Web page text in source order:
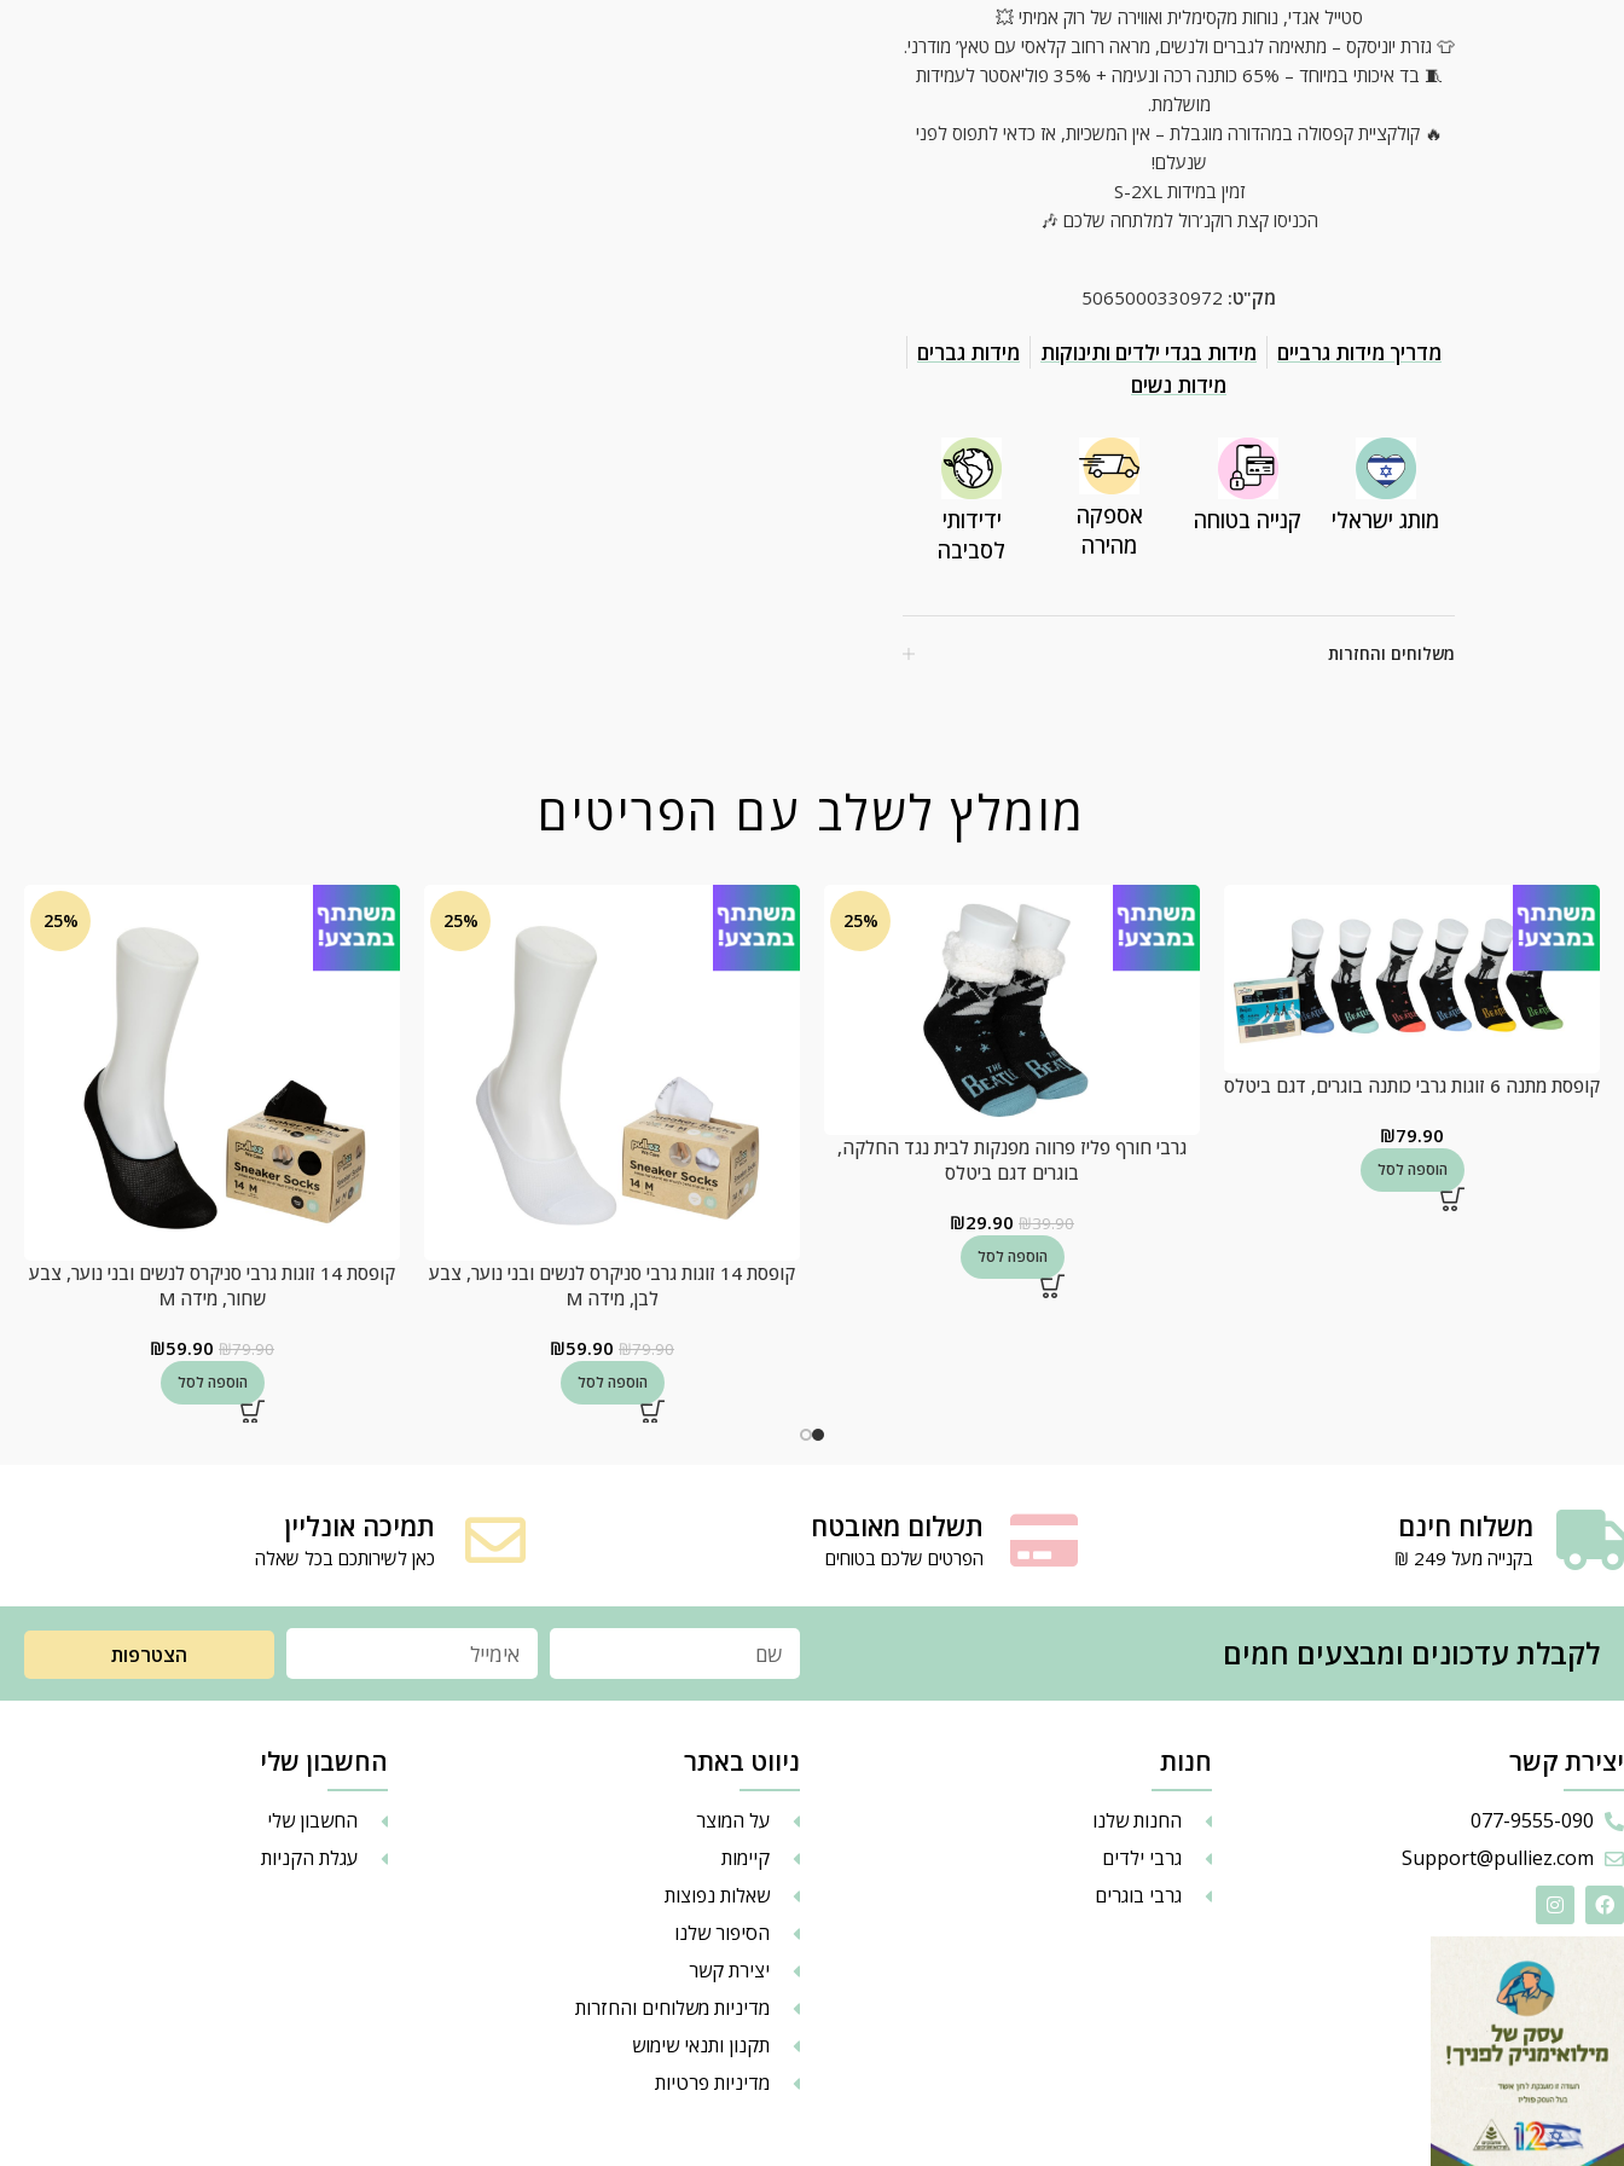
סטייל אגדי, נוחות מקסימלית ואווירה של רוק אמיתי 💥
👕 גזרת יוניסקס – מתאימה לגברים ולנשים, מראה רחוב קלאסי עם טאץ’ מודרני.
🧵 בד איכותי במיוחד – 65% כותנה רכה ונעימה + 35% פוליאסטר לעמידות
מושלמת.
🔥 קולקציית קפסולה במהדורה מוגבלת – אין המשכיות, אז כדאי לתפוס לפני
שנעלם!
זמין במידות S-2XL
הכניסו קצת רוקנ’רול למלתחה שלכם 🎶
מק"ט: 5065000330972
מדריך מידות גרביים מידות בגדי ילדים ותינוקות
מידות גברים
מידות נשים
מותג ישראלי קנייה בטוחה
אספקה
מהירה
ידידותי
לסביבה
משלוחים והחזרות
מומלץ לשלב עם הפריטים
קופסת מתנה 6 זוגות גרבי כותנה בוגרים, דגם ביטלס
₪79.90
הוספה לסל
25%
גרבי חורף פליז פרווה מפנקות לבית נגד החלקה,
בוגרים דגם ביטלס
₪39.90
₪29.90
הוספה לסל
25%
קופסת 14 זוגות גרבי סניקרס לנשים ובני נוער, צבע
לבן, מידה M
₪79.90
₪59.90
הוספה לסל
25%
קופסת 14 זוגות גרבי סניקרס לנשים ובני נוער, צבע
שחור, מידה M
₪79.90
₪59.90
הוספה לסל
משלוח חינם
בקנייה מעל 249 ₪
תשלום מאובטח
הפרטים שלכם בטוחים
תמיכה אונליין
כאן לשירותכם בכל שאלה
לקבלת עדכונים ומבצעים חמים הצטרפות
יצירת קשר
077-9555-090
Support@pulliez.com
חנות
החנות שלנו
גרבי ילדים
גרבי בוגרים
ניווט באתר
על המוצר
קיימות
שאלות נפוצות
הסיפור שלנו
יצירת קשר
מדיניות משלוחים והחזרות
תקנון ותנאי שימוש
מדיניות פרטיות
החשבון שלי
החשבון שלי
עגלת הקניות